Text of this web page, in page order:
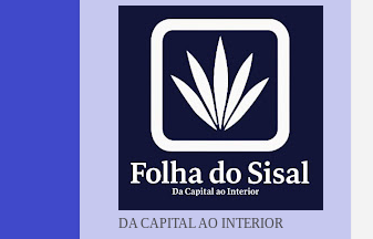
DA CAPITAL AO INTERIOR